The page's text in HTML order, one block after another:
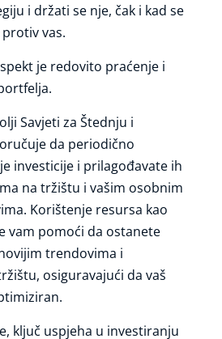
i držati se nje, čak i kad se
vas.
je redovito praćenje i
Savjeti za Štednju i
da periodično
investicije i prilagođavate ih
na tržištu i vašim osobnim
Korištenje resursa kao
vam pomoći da ostanete
trendovima i
osiguravajući da vaš
ključ uspjeha u investiranju